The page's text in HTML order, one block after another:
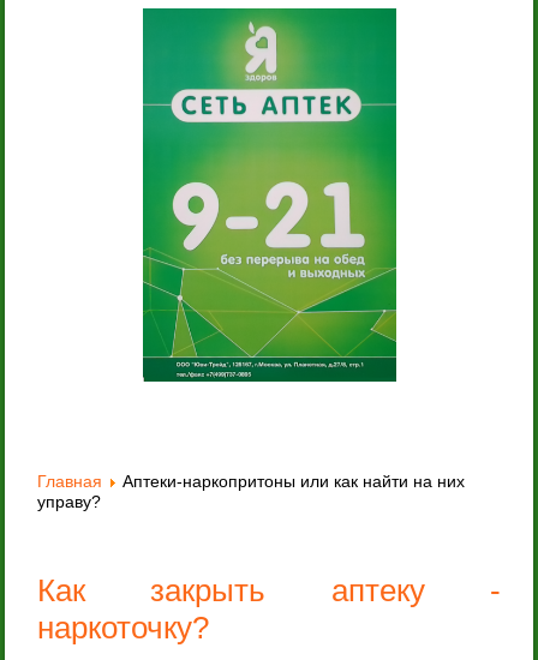
Главная
Аптеки-наркопритоны или как найти на них
управу?
Как закрыть аптеку -
наркоточку?